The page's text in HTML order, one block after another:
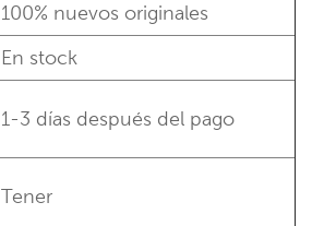
100% nuevos originales
En stock
1-3 días después del pago
Tener